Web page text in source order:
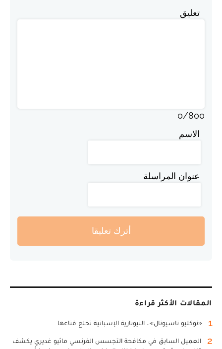
تعليق
0/800
الاسم
عنوان المراسلة
أترك تعليقا
المقالات الأكثر قراءة
1 «نوكليو ناسيونال».. النيونازية الإسبانية تخلع قناعها
2
العميل السابق في مكافحة التجسس الفرنسي ماثيو غديري يكشف